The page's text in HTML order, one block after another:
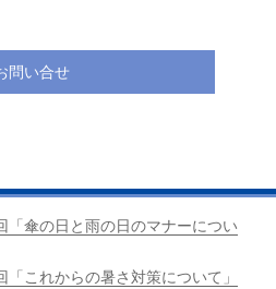
問い合せ
「傘の日と雨の日のマナーについ
これからの暑さ対策について」